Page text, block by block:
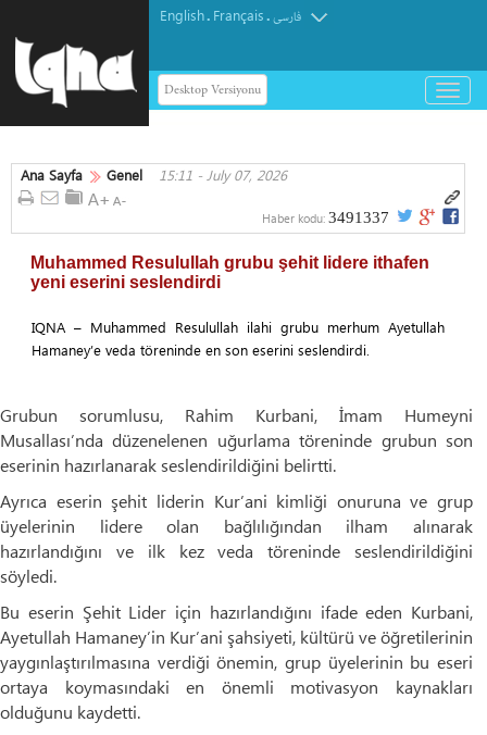
English. Français.فارسی
Desktop Versiyonu
باز
و
کردن
Ana Sayfa Genel 15:11 - July 07, 2026
Haber kodu: 3491337
Muhammed Resulullah grubu şehit lidere ithafen
yeni eserini seslendirdi
IQNA – Muhammed Resulullah ilahi grubu merhum Ayetullah
Hamaney’e veda töreninde en son eserini seslendirdi.
Grubun sorumlusu, Rahim Kurbani, İmam Humeyni
Musallası’nda düzenelenen uğurlama töreninde grubun son
eserinin hazırlanarak seslendirildiğini belirtti.
Ayrıca eserin şehit liderin Kur’ani kimliği onuruna ve grup
üyelerinin lidere olan bağlılığından ilham alınarak
hazırlandığını ve ilk kez veda töreninde seslendirildiğini
söyledi.
Bu eserin Şehit Lider için hazırlandığını ifade eden Kurbani,
Ayetullah Hamaney’in Kur’ani şahsiyeti, kültürü ve öğretilerinin
yaygınlaştırılmasına verdiği önemin, grup üyelerinin bu eseri
ortaya koymasındaki en önemli motivasyon kaynakları
olduğunu kaydetti.